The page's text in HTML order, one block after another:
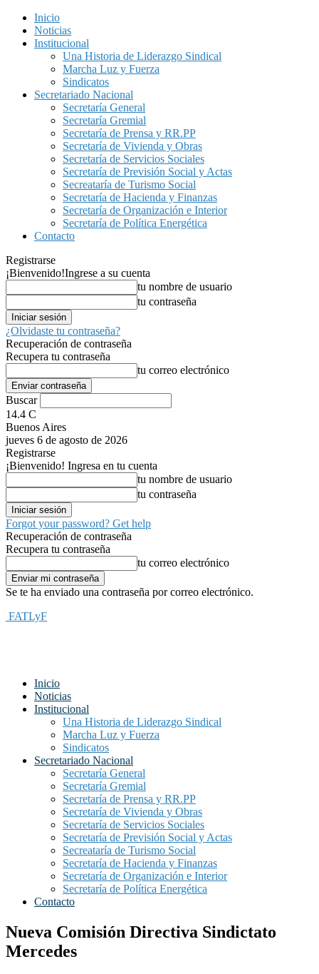
Inicio
Noticias
Institucional
Una Historia de Liderazgo Sindical
Marcha Luz y Fuerza
Sindicatos
Secretariado Nacional
Secretaría General
Secretaría Gremial
Secretaría de Prensa y RR.PP
Secretaría de Vivienda y Obras
Secretaría de Servicios Sociales
Secretaría de Previsión Social y Actas
Secreataría de Turismo Social
Secretaría de Hacienda y Finanzas
Secretaría de Organización e Interior
Secretaría de Política Energética
Contacto
Registrarse
¡Bienvenido!Ingrese a su cuenta
tu nombre de usuario
tu contraseña
¿Olvidaste tu contraseña?
Recuperación de contraseña
Recupera tu contraseña
tu correo electrónico
Buscar
14.4 C
Buenos Aires
jueves 6 de agosto de 2026
Registrarse
¡Bienvenido! Ingresa en tu cuenta
tu nombre de usuario
tu contraseña
Forgot your password? Get help
Recuperación de contraseña
Recupera tu contraseña
tu correo electrónico
Se te ha enviado una contraseña por correo electrónico.
FATLyF
Inicio
Noticias
Institucional
Una Historia de Liderazgo Sindical
Marcha Luz y Fuerza
Sindicatos
Secretariado Nacional
Secretaría General
Secretaría Gremial
Secretaría de Prensa y RR.PP
Secretaría de Vivienda y Obras
Secretaría de Servicios Sociales
Secretaría de Previsión Social y Actas
Secreataría de Turismo Social
Secretaría de Hacienda y Finanzas
Secretaría de Organización e Interior
Secretaría de Política Energética
Contacto
Nueva Comisión Directiva Sindictato
Mercedes